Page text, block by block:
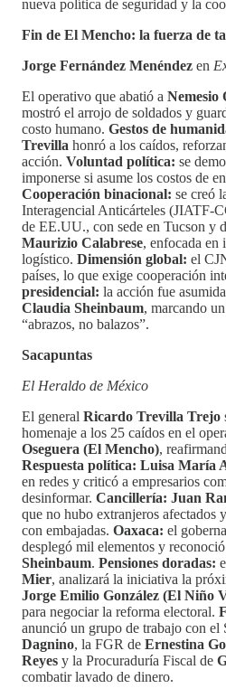
nueva política de seguridad y la
Fin de El Mencho: la fuerza de
Jorge Fernández Menéndez en
El operativo que abatió a Nemesio
mostró el arrojo de soldados y
costo humano. Gestos de
Trevilla honró a los caídos,
acción. Voluntad política: se
imponerse si asume los costos de
Cooperación binacional: se creó
Interagencial Anticárteles (JIATF-
de EE.UU., con sede en Tucson y
Maurizio Calabrese, enfocada en
logístico. Dimensión global: el
países, lo que exige cooperación
presidencial: la acción fue
Claudia Sheinbaum, marcando
“abrazos, no balazos”.
Sacapuntas
El Heraldo de México
El general Ricardo Trevilla Trejo
homenaje a los 25 caídos en el
Oseguera (El Mencho),
Respuesta política: Luisa María
en redes y criticó a empresarios
desinformar. Cancillería: Juan
que no hubo extranjeros afectados
con embajadas. Oaxaca: el
desplegó mil elementos y
Sheinbaum. Pensiones doradas:
Mier, analizará la iniciativa la
Jorge Emilio González (El Niño
para negociar la reforma electoral.
anunció un grupo de trabajo con el
Dagnino, la FGR de Ernestina
Reyes y la Procuraduría Fiscal de
combatir lavado de dinero.